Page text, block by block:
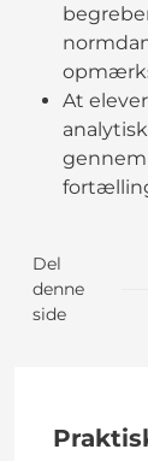
At
Del
denne
side